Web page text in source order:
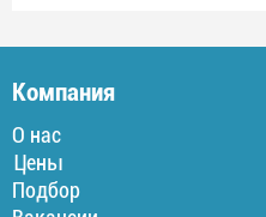
Компания
О нас
Цены
Подбор